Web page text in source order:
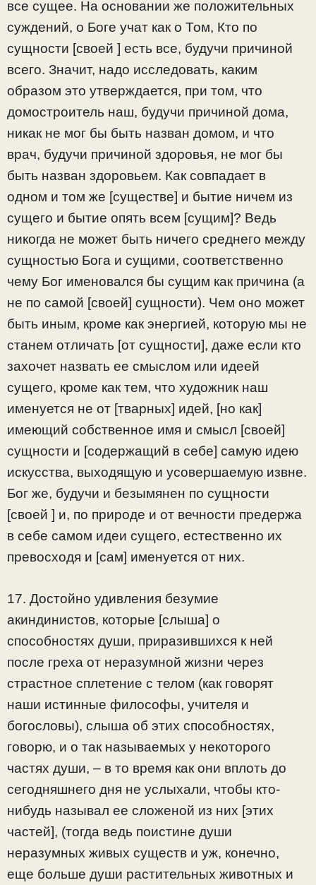
все сущее. На основании же положительных
суждений, о Боге учат как о Том, Кто по
сущности [своей ] есть все, будучи причиной
всего. Значит, надо исследовать, каким
образом это утверждается, при том, что
домостроитель наш, будучи причиной дома,
никак не мог бы быть назван домом, и что
врач, будучи причиной здоровья, не мог бы
быть назван здоровьем. Как совпадает в
одном и том же [существе] и бытие ничем из
сущего и бытие опять всем [сущим]? Ведь
никогда не может быть ничего среднего между
сущностью Бога и сущими, соответственно
чему Бог именовался бы сущим как причина (а
не по самой [своей] сущности). Чем оно может
быть иным, кроме как энергией, которую мы не
станем отличать [от сущности], даже если кто
захочет назвать ее смыслом или идеей
сущего, кроме как тем, что художник наш
именуется не от [тварных] идей, [но как]
имеющий собственное имя и смысл [своей]
сущности и [содержащий в себе] самую идею
искусства, выходящую и усовершаемую извне.
Бог же, будучи и безымянен по сущности
[своей ] и, по природе и от вечности предержа
в себе самом идеи сущего, естественно их
превосходя и [сам] именуется от них.
17. Достойно удивления безумие
акиндинистов, которые [слыша] о
способностях души, приразившихся к ней
после греха от неразумной жизни через
страстное сплетение с телом (как говорят
наши истинные философы, учителя и
богословы), слыша об этих способностях,
говорю, и о так называемых у некоторого
частях души, – в то время как они вплоть до
сегодняшнего дня не услыхали, чтобы кто-
нибудь называл ее сложеной из них [этих
частей], (тогда ведь поистине души
неразумных живых существ и уж, конечно,
еще больше души растительных животных и